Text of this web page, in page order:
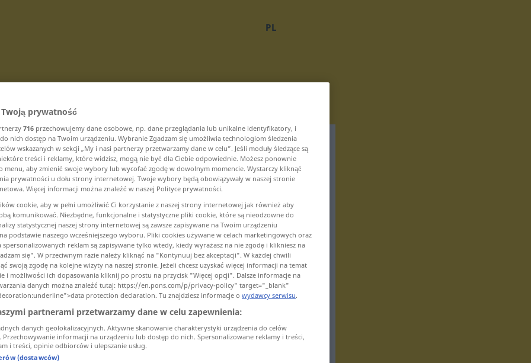
PL
na U
uposażenie ... uprowadzać
uprowadzenie ... upływ
upływać ... uroczy
uroczystość ... urzec
urzeczony ... usiąść
usiłowanie ... ustatkować się
ustawa ... usunąć
prywatność
716 przechowujemy dane osobowe, np. dane przeglądania lub unikalne identyfikatory, i
nich dostęp na Twoim urządzeniu. Wybranie Zgadzam się umożliwia technologiom śledzenia
wskazanych w sekcji „My i nasi partnerzy przetwarzamy dane w celu”. Jeśli moduły śledzące są
treści i reklamy, które widzisz, mogą nie być dla Ciebie odpowiednie. Możesz ponownie
menu, aby zmienić swoje wybory lub wycofać zgodę w dowolnym momencie. Wystarczy kliknąć
prywatności u dołu strony internetowej. Twoje wybory będą obowiązywały w naszej stronie
Więcej informacji można znaleźć w naszej Polityce prywatności.
cookie, aby w pełni umożliwić Ci korzystanie z naszej strony internetowej jak również aby
komunikować. Niezbędne, funkcjonalne i statystyczne pliki cookie, które są nieodzowne do
statystycznej naszej strony internetowej są zawsze zapisywane na Twoim urządzeniu
podstawie naszego wcześniejszego wyboru. Pliki cookies używane w celach marketingowych oraz
spersonalizowanych reklam są zapisywane tylko wtedy, kiedy wyrażasz na nie zgodę i klikniesz na
się". W przeciwnym razie należy kliknąć na "Kontynuuj bez akceptacji". W każdej chwili
swoją zgodę na kolejne wizyty na naszej stronie. Jeżeli chcesz uzyskać więcej informacji na temat
i możliwości ich dopasowania kliknij po prostu na przycisk "Więcej opcji". Dalsze informacje na
danych można znaleźć tutaj: https://en.pons.com/p/privacy-policy" target="_blank"
protection declaration. Tu znajdziesz informacje o wydawcy serwisu.
partnerami przetwarzamy dane w celu zapewnienia:
danych geolokalizacyjnych. Aktywne skanowanie charakterystyki urządzenia do celów
Przechowywanie informacji na urządzeniu lub dostęp do nich. Spersonalizowane reklamy i treści,
i treści, opinie odbiorców i ulepszanie usług.
(dostawców)